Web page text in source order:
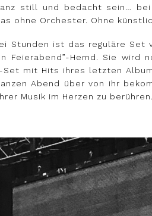
still und bedacht sein…
ohne Orchester. Ohne
Stunden ist das reguläre Set
Feierabend”-Hemd. Sie
Set mit Hits ihres letzten
Abend über von ihr
Musik im Herzen zu berühren.